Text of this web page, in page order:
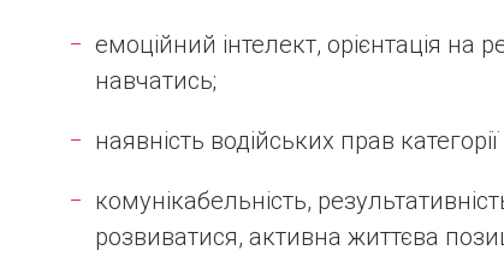
емоційний інтелект, орієнтація на
навчатись;
наявність водійських прав категорії
комунікабельність,
розвиватися, активна життєва